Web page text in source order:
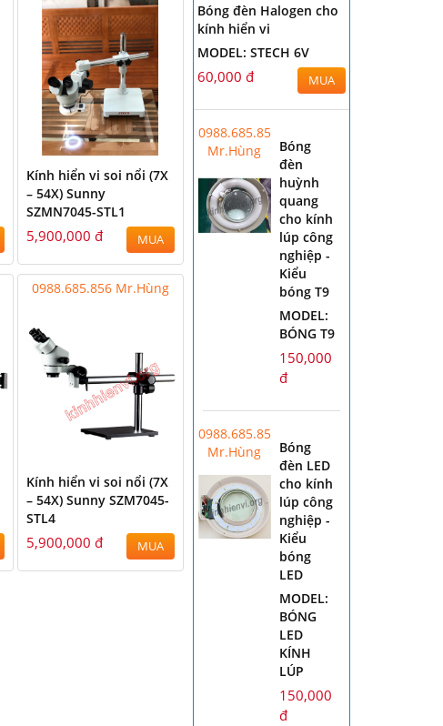
Kính hiển vi soi nổi (7X
– 54X) Sunny
SZMN7045-STL1
5,900,000 đ MUA
0988.685.856 Mr.Hùng
Kính hiển vi soi nổi (7X
– 54X) Sunny SZM7045-
STL4
5,900,000 đ MUA
Bóng đèn Halogen cho
kính hiển vi
MODEL: STECH 6V
60,000 đ MUA
0988.685.856
Mr.Hùng
Bóng
đèn
huỳnh
quang
cho kính
lúp công
nghiệp -
Kiểu
bóng T9
MODEL:
BÓNG T9
150,000
đ
0988.685.856
Mr.Hùng
Bóng
đèn LED
cho kính
lúp công
nghiệp -
Kiểu
bóng
LED
MODEL:
BÓNG
LED
KÍNH
LÚP
150,000
đ